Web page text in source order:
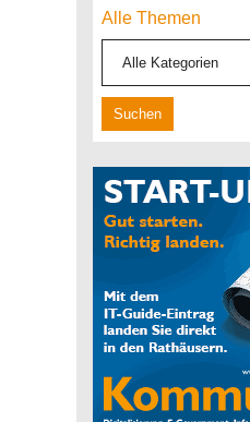
Alle Themen